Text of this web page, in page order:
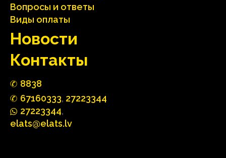
Вопросы и ответы
Виды оплаты
Hовости
Контакты
8838
67160333, 27223344
27223344,
elats@elats.lv